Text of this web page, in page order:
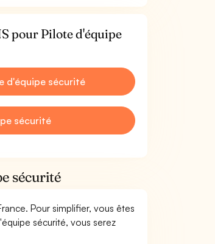
pour Pilote d'équipe
d'équipe sécurité
sécurité
sécurité
Pour simplifier, vous êtes
sécurité, vous serez